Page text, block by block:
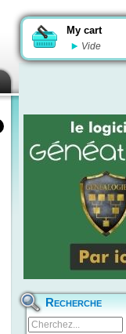
My cart
Vide
Recherche